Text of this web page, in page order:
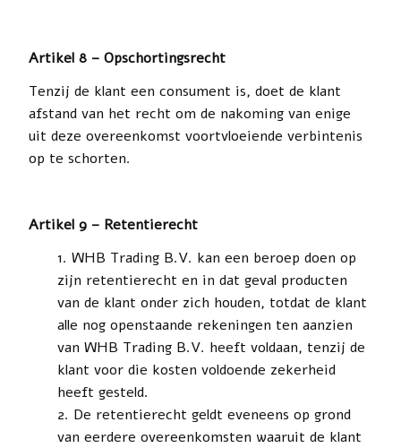
Artikel 8 – Opschortingsrecht
Tenzij de klant een consument is, doet de klant
afstand van het recht om de nakoming van enige
uit deze overeenkomst voortvloeiende verbintenis
op te schorten.
Artikel 9 – Retentierecht
WHB Trading B.V. kan een beroep doen op
zijn retentierecht en in dat geval producten
van de klant onder zich houden, totdat de klant
alle nog openstaande rekeningen ten aanzien
van WHB Trading B.V. heeft voldaan, tenzij de
klant voor die kosten voldoende zekerheid
heeft gesteld.
De retentierecht geldt eveneens op grond
van eerdere overeenkomsten waaruit de klant